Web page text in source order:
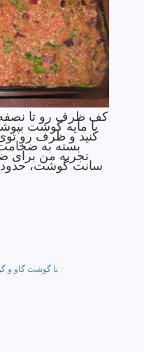
کف ظرف رو تا نصفه
کنید و ظرف رو
بسته به
تجربه من برای
سانت گوشت،
با گوشت گاو و